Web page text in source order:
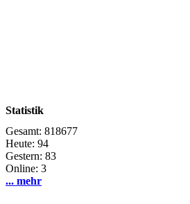
Statistik
Gesamt: 818677
Heute: 94
Gestern: 83
Online: 3
... mehr